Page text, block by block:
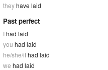
theyhave laid
Past perfect
Ihad laid
you had laid
he/she/ithad laid
we had laid